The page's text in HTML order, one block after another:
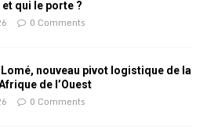
qui le porte ?
0 Comments
Lomé, nouveau pivot logistique de la
de l’Ouest
0 Comments